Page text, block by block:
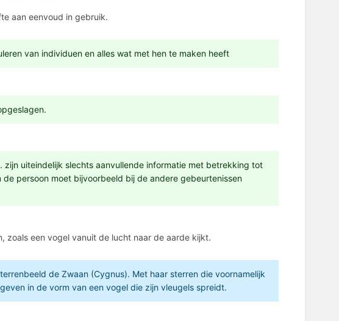
aan eenvoud in gebruik.
van individuen en alles wat met hen te maken heeft
zijn uiteindelijk slechts aanvullende informatie met betrekking tot
persoon moet bijvoorbeeld bij de andere gebeurtenissen
zoals een vogel vanuit de lucht naar de aarde kijkt.
de Zwaan (Cygnus). Met haar sterren die voornamelijk
in de vorm van een vogel die zijn vleugels spreidt.